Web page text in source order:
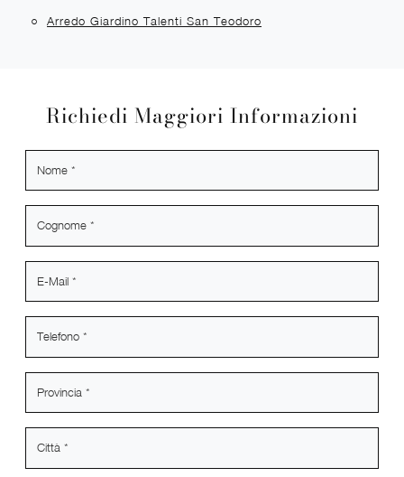
Arredo Giardino Talenti San Teodoro
Richiedi Maggiori Informazioni